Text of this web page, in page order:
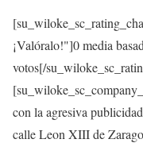
¡Valóralo!"]0media
votos[/
con la agresiva
calle Leon XIII de